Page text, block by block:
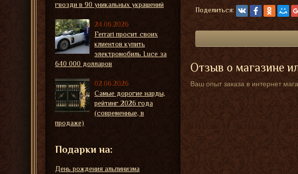
Поделиться:
Отзыв о магазине
Ваш опыт заказа в интернет
гвозди в 90 уникальных украшений
24.06.2026
Ferrari просит своих
клиентов купить
электромобиль Luce за
640 000 долларов
02.06.2026
Самые дорогие нарды,
рейтинг 2026 года
(современные, в
продаже)
Подарки на:
День рождения альпинизма